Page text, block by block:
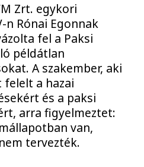
Zrt. egykori
n Rónai Egonnak
fel a Paksi
példátlan
A szakember, aki
felelt a hazai
és a paksi
arra figyelmeztet:
van,
tervezték.